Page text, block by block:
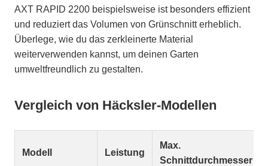
AXT RAPID 2200 beispielsweise ist besonders effizient
und reduziert das Volumen von Grünschnitt erheblich.
Überlege, wie du das zerkleinerte Material
weiterverwenden kannst, um deinen Garten
umweltfreundlich zu gestalten.
Vergleich von Häcksler-Modellen
Modell Leistung
Max.
Schnittdurchmesser